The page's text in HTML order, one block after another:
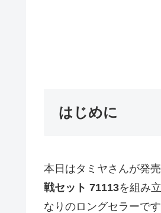
はじめに
本日はタミヤさんが発
戦セット 71113を組み
なりのロングセラーで